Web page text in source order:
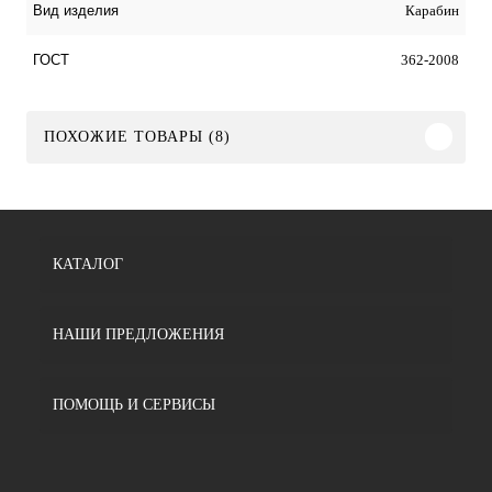
Вид изделия Карабин
ГОСТ 362-2008
ПОХОЖИЕ ТОВАРЫ (8)
КАТАЛОГ
НАШИ ПРЕДЛОЖЕНИЯ
ПОМОЩЬ И СЕРВИСЫ